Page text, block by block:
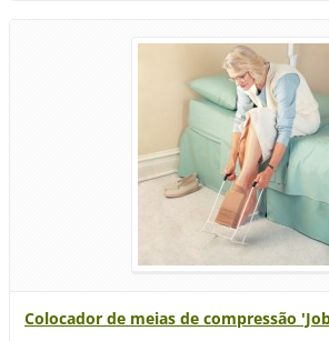
Colocador de meias de compressão